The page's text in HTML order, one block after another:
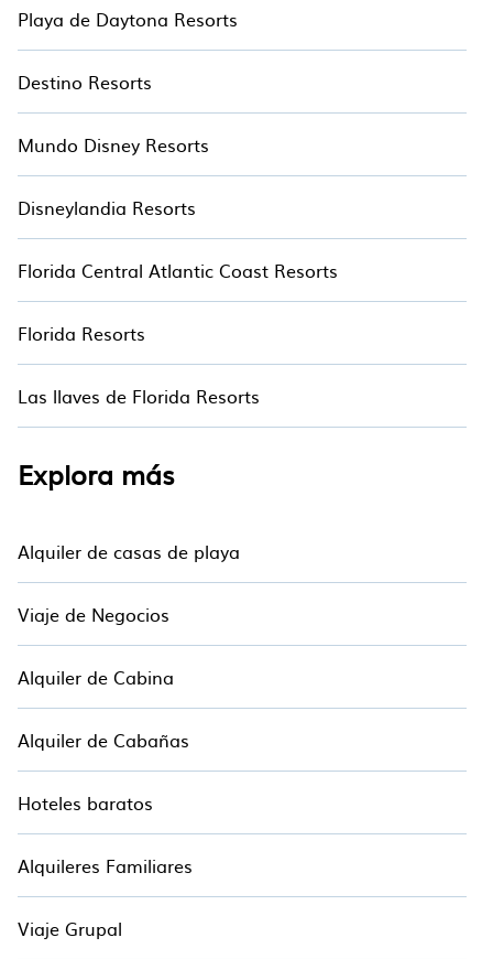
áreas de entretenimiento para niños.
Playa de Daytona Resorts
Destino Resorts
Mundo Disney Resorts
Disneylandia Resorts
Florida Central Atlantic Coast Resorts
Florida Resorts
Las llaves de Florida Resorts
Explora más
Alquiler de casas de playa
Viaje de Negocios
Alquiler de Cabina
Alquiler de Cabañas
Hoteles baratos
Alquileres Familiares
Viaje Grupal